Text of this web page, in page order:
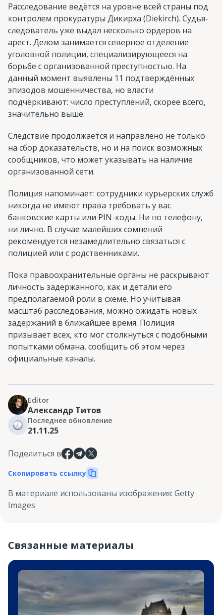
Расследование ведётся на уровне всей страны под
контролем прокуратуры Дикирха (Diekirch). Судья-
следователь уже выдал несколько ордеров на
арест. Делом занимается северное отделение
уголовной полиции, специализирующееся на
борьбе с организованной преступностью. На
данный момент выявлены 11 подтверждённых
эпизодов мошенничества, но власти
подчёркивают: число преступлений, скорее всего,
значительно выше.
Следствие продолжается и направлено не только
на сбор доказательств, но и на поиск возможных
сообщников, что может указывать на наличие
организованной сети.
Полиция напоминает: сотрудники курьерских служб
никогда не имеют права требовать у вас
банковские карты или PIN-коды. Ни по телефону,
ни лично. В случае малейших сомнений
рекомендуется незамедлительно связаться с
полицией или с родственниками.
Пока правоохранительные органы не раскрывают
личность задержанного, как и детали его
предполагаемой роли в схеме. Но учитывая
масштаб расследования, можно ожидать новых
задержаний в ближайшее время. Полиция
призывает всех, кто мог столкнуться с подобными
попытками обмана, сообщить об этом через
официальные каналы.
Editor
Александр Титов
Последнее обновление
21.11.25
Поделиться в
Скопировать ссылку
В материале использованы изображения: Getty
Images
Связанные материалы